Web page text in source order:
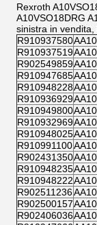
Rexroth
A10VSO18DRG
sinistra in
R910937580
R910937519
R902549859
R910947685
R910948228
R910936929
R910949800
R910932969
R910948025
R910991100
R902431350
R910948235
R910948222
R902511236
R902500157
R902406036